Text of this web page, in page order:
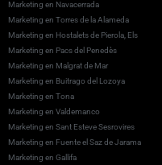
Marketing en Navacerrada
Marketing en Torres de la Alameda
Marketing en Hostalets de Pierola, Els
Marketing en Pacs del Penedès
Marketing en Malgrat de Mar
Marketing en Buitrago del Lozoya
Marketing en Tona
Marketing en Valdemanco
Marketing en Sant Esteve Sesrovires
Marketing en Fuente el Saz de Jarama
Marketing en Gallifa